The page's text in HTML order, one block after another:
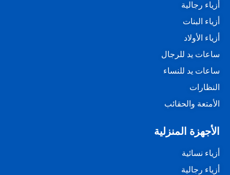
أزياء رجالية
أزياء البنات
أزياء الأولاد
ساعات يد للرجال
ساعات يد للنساء
النظارات
الأمتعة والحقائب
الأجهزة المنزلية
أزياء نسائية
أزياء رجالية